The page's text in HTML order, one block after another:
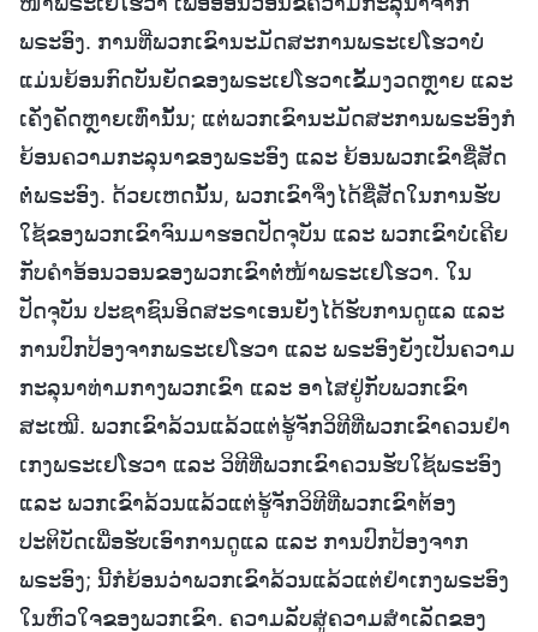
ພຣະອົງ. ການທີ່ພວກເຂົານະມັດສະການພຣະເຢໂຮວາບໍ່
ແມ່ນຍ້ອນກົດບັນຍັດຂອງພຣະເຢໂຮວາເຂັ້ມງວດຫຼາຍ ແລະ
ເຄັ່ງຄັດຫຼາຍເທົ່ານັ້ນ; ແຕ່ພວກເຂົານະມັດສະການພຣະອົງກໍ
ຍ້ອນຄວາມກະລຸນາຂອງພຣະອົງ ແລະ ຍ້ອນພວກເຂົາຊື່ສັດ
ຕໍ່ພຣະອົງ. ດ້ວຍເຫດນັ້ນ, ພວກເຂົາຈຶ່ງໄດ້ຊື່ສັດໃນການຮັບ
ໃຊ້ຂອງພວກເຂົາຈົນມາຮອດປັດຈຸບັນ ແລະ ພວກເຂົາບໍ່ເຄີຍ
ກັບຄຳອ້ອນວອນຂອງພວກເຂົາຕໍ່ໜ້າພຣະເຢໂຮວາ. ໃນ
ປັດຈຸບັນ ປະຊາຊົນອິດສະຣາເອນຍັງໄດ້ຮັບການດູແລ ແລະ
ການປົກປ້ອງຈາກພຣະເຢໂຮວາ ແລະ ພຣະອົງຍັງເປັນຄວາມ
ກະລຸນາທ່າມກາງພວກເຂົາ ແລະ ອາໄສຢູ່ກັບພວກເຂົາ
ສະເໝີ. ພວກເຂົາລ້ວນແລ້ວແຕ່ຮູ້ຈັກວິທີທີ່ພວກເຂົາຄວນຢໍາ
ເກງພຣະເຢໂຮວາ ແລະ ວິທີທີ່ພວກເຂົາຄວນຮັບໃຊ້ພຣະອົງ
ແລະ ພວກເຂົາລ້ວນແລ້ວແຕ່ຮູ້ຈັກວິທີທີ່ພວກເຂົາຕ້ອງ
ປະຕິບັດເພື່ອຮັບເອົາການດູແລ ແລະ ການປົກປ້ອງຈາກ
ພຣະອົງ; ນີ້ກໍຍ້ອນວ່າພວກເຂົາລ້ວນແລ້ວແຕ່ຢໍາເກງພຣະອົງ
ໃນຫົວໃຈຂອງພວກເຂົາ. ຄວາມລັບສູ່ຄວາມສຳເລັດຂອງ